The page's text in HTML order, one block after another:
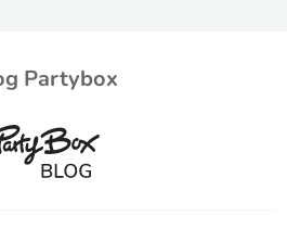
Partybox